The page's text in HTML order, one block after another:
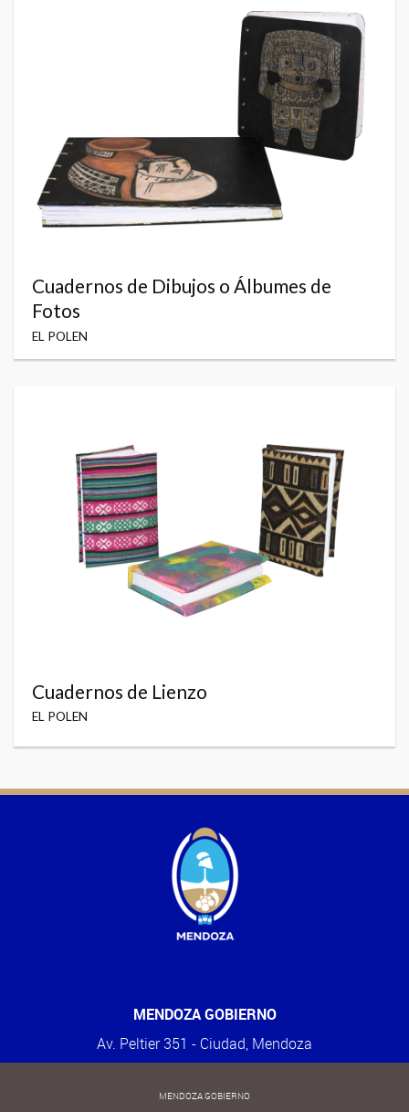
Cuadernos de Dibujos o Álbumes de
Fotos
EL POLEN
Cuadernos de Lienzo
EL POLEN
MENDOZA GOBIERNO
Av. Peltier 351 - Ciudad, Mendoza
MENDOZA GOBIERNO